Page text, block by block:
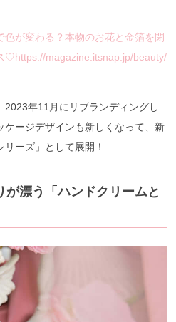
色が変わる？本物のお花と金箔を閉
♡https://magazine.itsnap.jp/beauty/
2023年11月にリブランディングし
ケージデザインも新しくなって、新
ーズ」として展開！
が漂う「ハンドクリームと